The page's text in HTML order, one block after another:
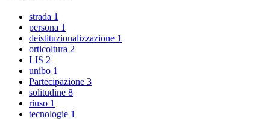
strada 1
persona 1
deistituzionalizzazione 1
orticoltura 2
LIS 2
unibo 1
Partecipazione 3
solitudine 8
riuso 1
tecnologie 1